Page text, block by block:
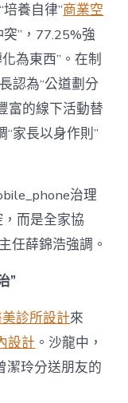
養自律”商業空
”，77.25%強
為東西”。在制
認為“公道劃分
富的線下活動替
家長以身作則”
治理
，而是全家協
任薛錦浩強調。
”
診所設計來
設計 。沙龍中，
潔玲分送朋友的